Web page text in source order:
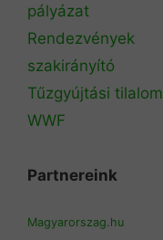
pályázat
Rendezvények
szakirányító
Tűzgyújtási tilalom
WWF
Partnereink
Magyarorszag.hu